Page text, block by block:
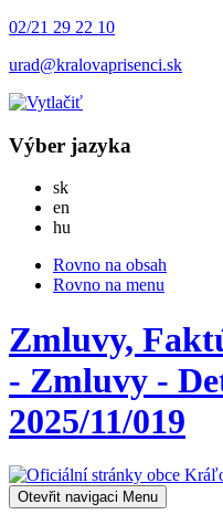
02/21 29 22 10
urad@kralovaprisenci.sk
Výber jazyka
skSlovensky
en
hu
Rovno na obsah
Rovno na menu
Zmluvy,
- Zmluvy -
2025/11/019
Otevřit navigaci Menu